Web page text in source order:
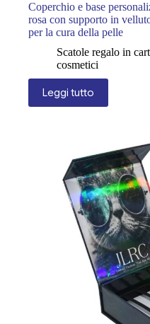
Coperchio e base
rosa con supporto in
per la cura della pelle
Scatole regalo in
cosmetici
Leggi tutto